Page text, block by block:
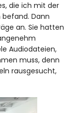
die ich mit der
Dann
an. Sie hatten
Audiodateien,
muss, denn
rausgesucht,